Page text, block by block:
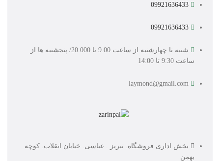
09921636433
09921636433
شنبه تا چهارشنبه از ساعت 9:00 تا 20:000/ پنجشنبه ها از
ساعت 9:30 تا 14:00
laymond@gmail.com
بخش اداری فروشگاه: تبریز . عباسی. خیابان انقلاب. کوچه
بهمن